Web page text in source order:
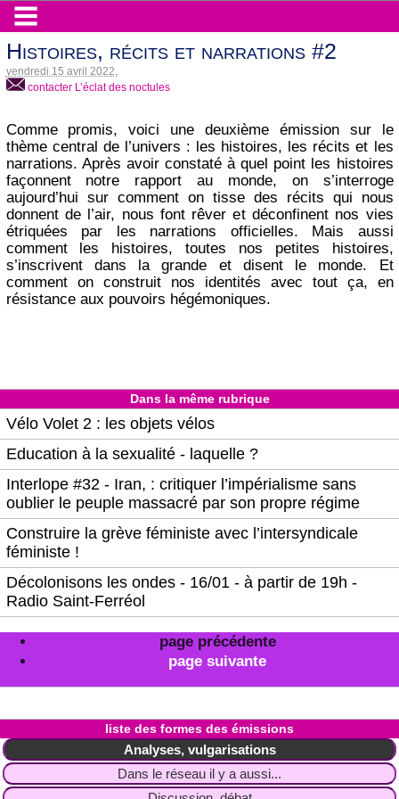
Histoires, récits et narrations #2
vendredi 15 avril 2022
contacter L’éclat des noctules
Comme promis, voici une deuxième émission sur le
thème central de l’univers : les histoires, les récits et les
narrations. Après avoir constaté à quel point les histoires
façonnent notre rapport au monde, on s’interroge
aujourd’hui sur comment on tisse des récits qui nous
donnent de l’air, nous font rêver et déconfinent nos vies
étriquées par les narrations officielles. Mais aussi
comment les histoires, toutes nos petites histoires,
s’inscrivent dans la grande et disent le monde. Et
comment on construit nos identités avec tout ça, en
résistance aux pouvoirs hégémoniques.
Dans la même rubrique
Vélo Volet 2 : les objets vélos
Education à la sexualité - laquelle ?
Interlope #32 - Iran, : critiquer l’impérialisme sans
oublier le peuple massacré par son propre régime
Construire la grève féministe avec l’intersyndicale
féministe !
Décolonisons les ondes - 16/01 - à partir de 19h -
Radio Saint-Ferréol
page précédente
page suivante
liste des formes des émissions
Analyses, vulgarisations
Dans le réseau il y a aussi...